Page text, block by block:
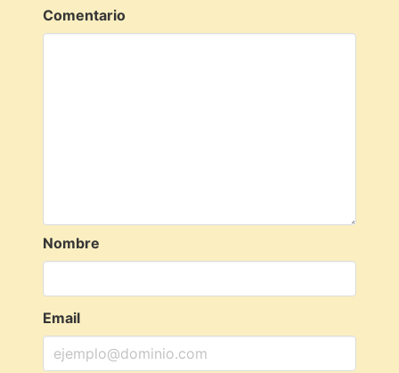
Comentario
Nombre
Email